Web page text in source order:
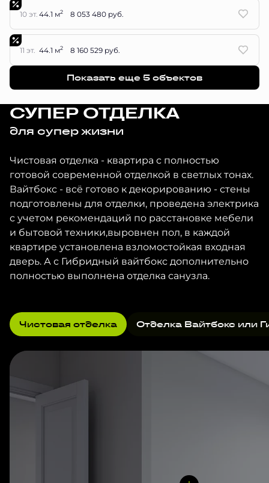
10 эт. 44.1 м2 8 053 480 руб.
11 эт. 44.1 м2 8 160 529 руб.
Показать еще 5 объектов
СУПЕР ОТДЕЛКА
для супер жизни
Чистовая отделка - квартира с полностью
готовой современной отделкой в светлых тонах.
Вайтбокс - всё готово к декорированию - стены
подготовлены для отделки, проведена электрика
с учетом рекомендаций по расстановке мебели
и бытовой техники,выровнен пол, в каждой
квартире установлена взломостойкая входная
дверь. А с Гибридный вайтбокс дополнительно
полностью выполнена отделка санузла.
Чистовая отделка Отделка Вайтбокс или